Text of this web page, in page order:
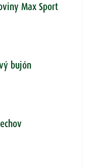
Max Sport
bujón